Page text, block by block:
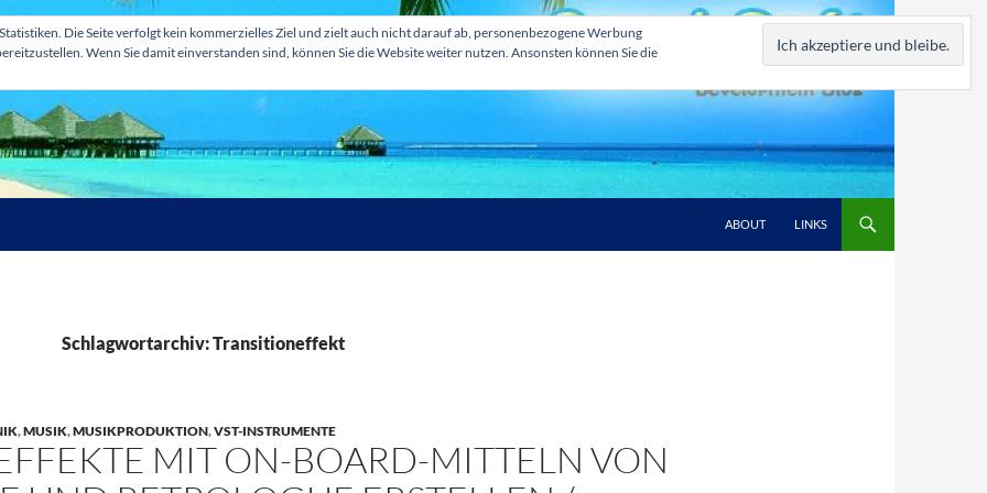
ABOUT LINKS
Schlagwortarchiv: Transitioneffekt
,MUSIK,MUSIKPRODUKTION,VST-INSTRUMENTE
MIT ON-BOARD-MITTELN VON
Die Seite verfolgt kein kommerzielles Ziel und zielt auch nicht darauf ab, personenbezogene Werbung
Wenn Sie damit einverstanden sind, können Sie die Website weiter nutzen. Ansonsten können Sie die